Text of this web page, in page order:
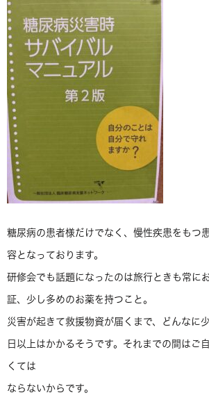
糖尿病の患者様だけでなく、慢性疾患をもつ
容となっております。
研修会でも話題になったのは旅行ときも常に
証、少し多めのお薬を持つこと。
災害が起きて救援物資が届くまで、どんなに
日以上はかかるそうです。それまでの間はご
くては
ならないからです。